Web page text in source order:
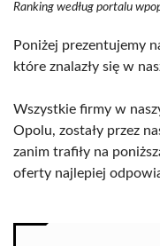
Ranking według portalu
Poniżej prezentujemy
które znalazły się w
Wszystkie firmy w
Opolu, zostały przez
zanim trafiły na
oferty najlepiej